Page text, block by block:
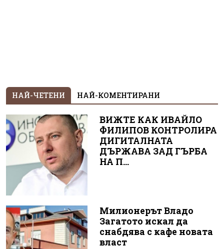
НАЙ-ЧЕТЕНИ НАЙ-КОМЕНТИРАНИ
ВИЖТЕ КАК ИВАЙЛО
ФИЛИПОВ КОНТРОЛИРА
ДИГИТАЛНАТА
ДЪРЖАВА ЗАД ГЪРБА
НА П...
Милионерът Владо
Загатото искал да
снабдява с кафе новата
власт